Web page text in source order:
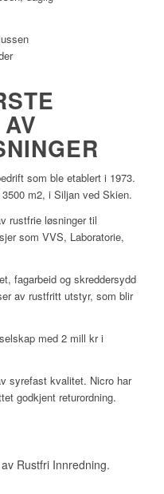
som ble etablert i 1973.
m2, i Siljan ved Skien.
rustfrie løsninger til
som VVS, Laboratorie,
fagarbeid og skreddersydd
av rustfritt utstyr, som blir
med 2 mill kr i
syrefast kvalitet. Nicro har
godkjent returordning.
Rustfri Innredning.